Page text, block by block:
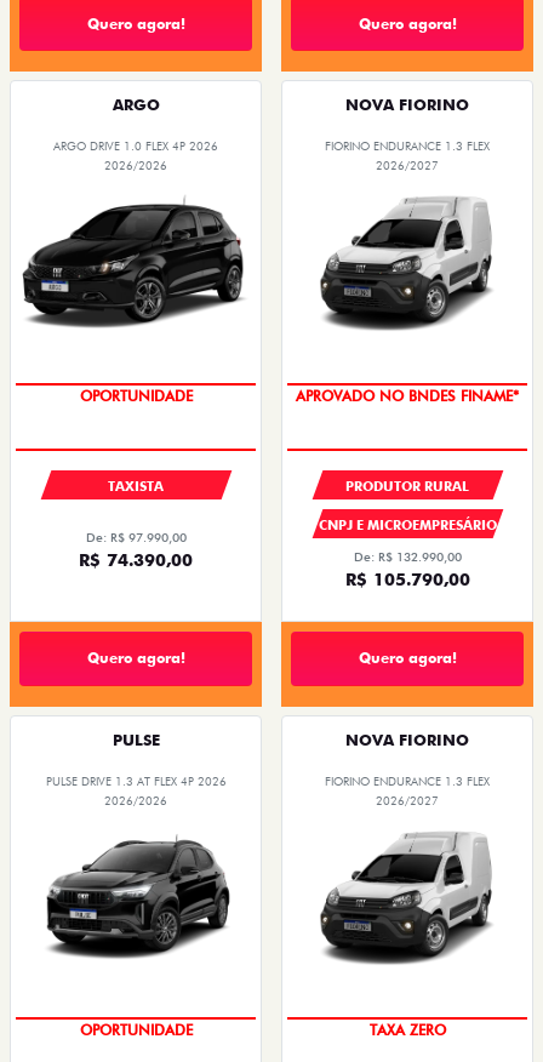
Quero agora! Quero agora!
ARGO
ARGO DRIVE 1.0 FLEX 4P 2026
2026/2026
OPORTUNIDADE
TAXISTA
De: R$ 97.990,00
R$ 74.390,00
Quero agora!
NOVA FIORINO
FIORINO ENDURANCE 1.3 FLEX
2026/2027
APROVADO NO BNDES FINAME*
PRODUTOR RURAL
CNPJ E MICROEMPRESÁRIO
De: R$ 132.990,00
R$ 105.790,00
Quero agora!
PULSE
PULSE DRIVE 1.3 AT FLEX 4P 2026
2026/2026
OPORTUNIDADE
NOVA FIORINO
FIORINO ENDURANCE 1.3 FLEX
2026/2027
TAXA ZERO